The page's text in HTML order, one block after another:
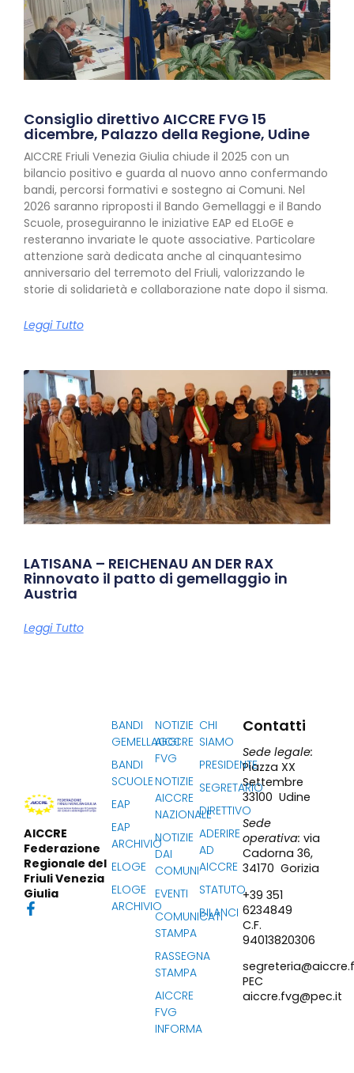
Consiglio direttivo AICCRE FVG 15
dicembre, Palazzo della Regione, Udine
AICCRE Friuli Venezia Giulia chiude il 2025 con un
bilancio positivo e guarda al nuovo anno confermando
bandi, percorsi formativi e sostegno ai Comuni. Nel
2026 saranno riproposti il Bando Gemellaggi e il Bando
Scuole, proseguiranno le iniziative EAP ed ELoGE e
resteranno invariate le quote associative. Particolare
attenzione sarà dedicata anche al cinquantesimo
anniversario del terremoto del Friuli, valorizzando le
storie di solidarietà e collaborazione nate dopo il sisma.
Leggi Tutto
LATISANA – REICHENAU AN DER RAX
Rinnovato il patto di gemellaggio in
Austria
Leggi Tutto
AICCRE
Federazione
Regionale del
Friuli Venezia
Giulia
CHI
SIAMO
PRESIDENTE
SEGRETARIO
DIRETTIVO
ADERIRE
AD
AICCRE
STATUTO
BILANCI
NOTIZIE
AICCRE
FVG
NOTIZIE
AICCRE
NAZIONALE
NOTIZIE
DAI
COMUNI
EVENTI
COMUNICATI
STAMPA
RASSEGNA
STAMPA
AICCRE
FVG
INFORMA
BANDI
GEMELLAGGI
BANDI
SCUOLE
EAP
EAP
ARCHIVIO
ELOGE
ELOGE
ARCHIVIO
Contatti
Sede legale:
Piazza XX
Settembre
33100 Udine
Sede
operativa: via
Cadorna 36,
34170 Gorizia
+39 351
6234849
C.F.
94013820306
PEC
aiccre.fvg@pec.it